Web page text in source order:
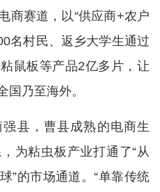
商赛道，以“供应商+农户
名村民、返乡大学生通过
鼠板等产品2亿多片，让
国乃至海外。
县，曹县成熟的电商生
为粘虫板产业打通了“从
”的市场通道。“单靠传统